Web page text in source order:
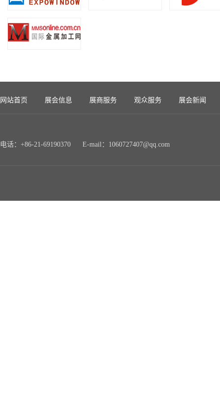
网站首页 展会信息 展商服务 观众服务 展会新闻
电话：+86-21-69190370 E-mail：1060727407@qq.com